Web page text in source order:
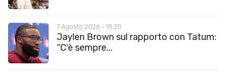
7 Agosto 2026 - 10:20
Jaylen Brown sul rapporto con Tatum:
“C’è sempre...